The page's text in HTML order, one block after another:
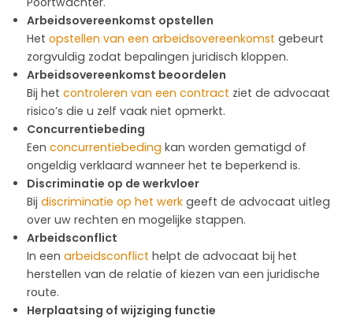
Arbeidsovereenkomst opstellen
Het opstellen van een arbeidsovereenkomst gebeurt
zorgvuldig zodat bepalingen juridisch kloppen.
Arbeidsovereenkomst beoordelen
Bij het controleren van een contract ziet de advocaat
risico’s die u zelf vaak niet opmerkt.
Concurrentiebeding
Een concurrentiebeding kan worden gematigd of
ongeldig verklaard wanneer het te beperkend is.
Discriminatie op de werkvloer
Bij discriminatie op het werk geeft de advocaat uitleg
over uw rechten en mogelijke stappen.
Arbeidsconflict
In een arbeidsconflict helpt de advocaat bij het
herstellen van de relatie of kiezen van een juridische
route.
Herplaatsing of wijziging functie